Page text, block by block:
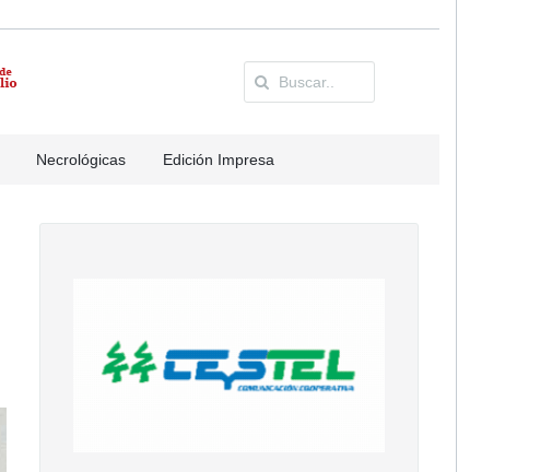
Necrológicas Edición Impresa